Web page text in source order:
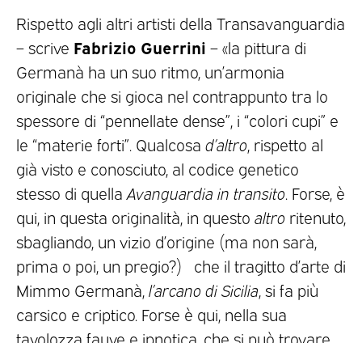
Rispetto agli altri artisti della Transavanguardia
– scrive Fabrizio Guerrini – «la pittura di
Germanà ha un suo ritmo, un’armonia
originale che si gioca nel contrappunto tra lo
spessore di “pennellate dense”, i “colori cupi” e
le “materie forti”. Qualcosa d’altro , rispetto al
già visto e conosciuto, al codice genetico
stesso di quella Avanguardia in transito . Forse, è
qui, in questa originalità, in questo altro ritenuto,
sbagliando, un vizio d’origine (ma non sarà,
prima o poi, un pregio?) che il tragitto d’arte di
Mimmo Germanà, l’arcano di Sicilia , si fa più
carsico e criptico. Forse è qui, nella sua
tavolozza fauve e ipnotica, che si può trovare